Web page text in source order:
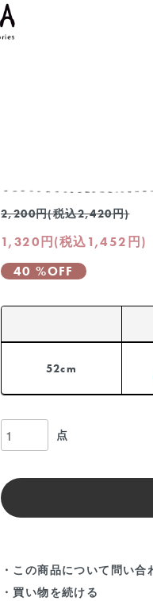
2,200円(税込2,420円)
1,320円(税込1,452円)
40 %OFF
52cm
点
・この商品について問い合
・買い物を続ける